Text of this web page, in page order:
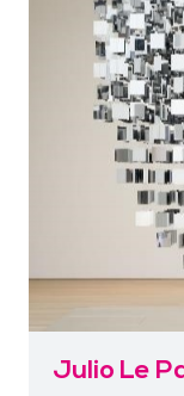
Julio Le